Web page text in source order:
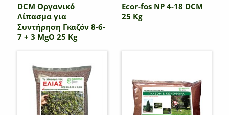
DCM Οργανικό
Λίπασμα για
Συντήρηση Γκαζόν 8-6-
7 + 3 MgO 25 Kg
Ecor-fos NP 4-18 DCM
25 Kg